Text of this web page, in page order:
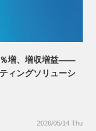
％増、増収増益――
ィングソリューシ
2026/05/14 Thu